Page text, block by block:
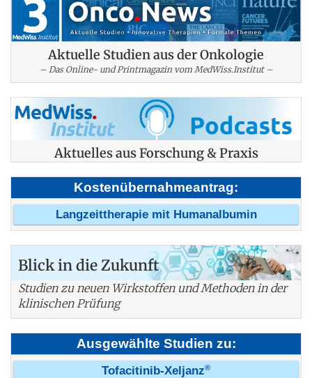
Aktuelle Studien aus der Onkologie
– Das Online- und Printmagazin vom MedWiss.Institut –
Aktuelles aus Forschung & Praxis
Kostenübernahmeantrag:
Langzeittherapie mit Humanalbumin
Blick in die Zukunft
Studien zu neuen Wirkstoffen und Methoden in der
klinischen Prüfung
Ausgewählte Studien zu:
Tofacitinib-Xeljanz®